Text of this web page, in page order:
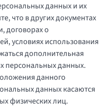
данных и их
что в других документах
договорах о
условиях использования
дополнительная
персональных данных.
данного
данных касаются
физических лиц.